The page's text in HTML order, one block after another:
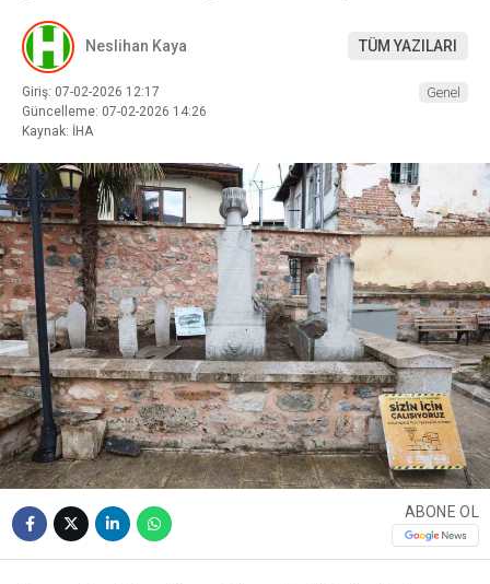
Neslihan Kaya TÜM YAZILARI
Giriş: 07-02-2026 12:17
Güncelleme: 07-02-2026 14:26
Kaynak: İHA
Genel
ABONE OL